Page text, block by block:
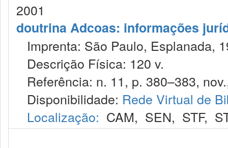
2001
doutrina Adcoas: informações
Imprenta: São Paulo, Esplanada,
Descrição Física: 120 v.
Referência: n. 11, p. 380–383,
Disponibilidade: Rede Virtual de
Localização: CAM, SEN, STF,